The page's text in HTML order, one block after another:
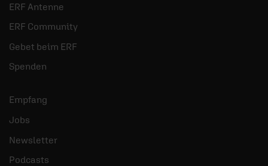
ERF Antenne
ERF Community
Gebet beim ERF
Spenden
Empfang
Jobs
Newsletter
Podcasts